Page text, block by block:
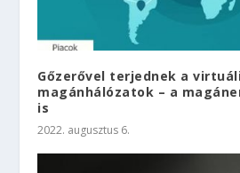
Gőzerővel terjednek a
magánhálózatok – a
is
2022. augusztus 6.